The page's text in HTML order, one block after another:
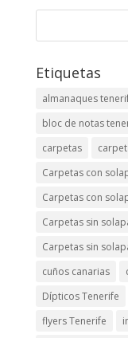
Etiquetas
almanaques
bloc de notas
carpetas
Carpetas con
Carpetas con
Carpetas sin
Carpetas sin
cuños canarias
Dípticos Tenerife
flyers Tenerife